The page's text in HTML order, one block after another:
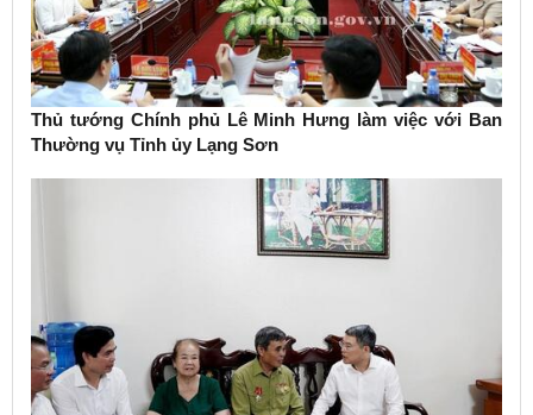
Thủ tướng Chính phủ Lê Minh Hưng làm việc với Ban
Thường vụ Tỉnh ủy Lạng Sơn